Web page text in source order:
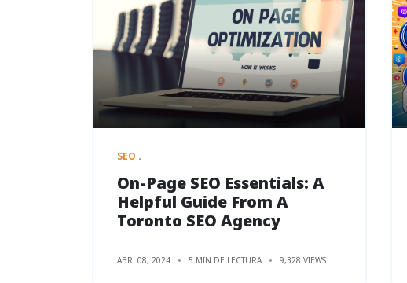
SEO
On-Page SEO Essentials: A
Helpful Guide From A
Toronto SEO Agency
ABR. 08, 2024 5 MIN DE LECTURA 9,328 VIEWS